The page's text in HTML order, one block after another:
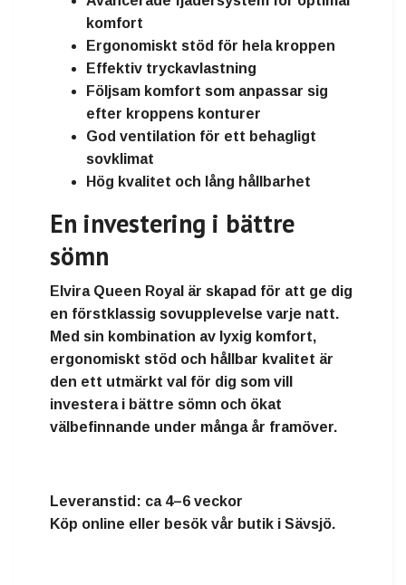
komfort
Ergonomiskt stöd för hela kroppen
Effektiv tryckavlastning
Följsam komfort som anpassar sig
efter kroppens konturer
God ventilation för ett behagligt
sovklimat
Hög kvalitet och lång hållbarhet
En investering i bättre
sömn
Elvira Queen Royal är skapad för att ge dig
en förstklassig sovupplevelse varje natt.
Med sin kombination av lyxig komfort,
ergonomiskt stöd och hållbar kvalitet är
den ett utmärkt val för dig som vill
investera i bättre sömn och ökat
välbefinnande under många år framöver.
Leveranstid: ca 4–6 veckor
Köp online eller besök vår butik i Sävsjö.